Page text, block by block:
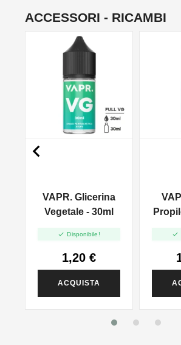
ACCESSORI - RICAMBI
VAPR. Glicerina
Vegetale - 30ml
 Disponibile!
1,20 €
ACQUISTA

